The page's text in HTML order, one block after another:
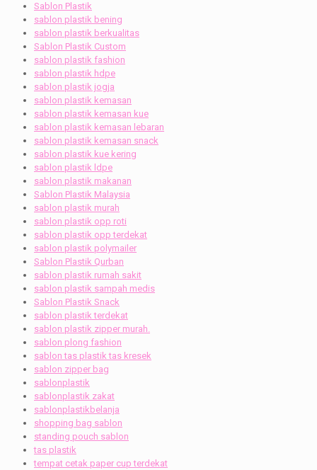
Sablon Plastik
sablon plastik bening
sablon plastik berkualitas
Sablon Plastik Custom
sablon plastik fashion
sablon plastik hdpe
sablon plastik jogja
sablon plastik kemasan
sablon plastik kemasan kue
sablon plastik kemasan lebaran
sablon plastik kemasan snack
sablon plastik kue kering
sablon plastik ldpe
sablon plastik makanan
Sablon Plastik Malaysia
sablon plastik murah
sablon plastik opp roti
sablon plastik opp terdekat
sablon plastik polymailer
Sablon Plastik Qurban
sablon plastik rumah sakit
sablon plastik sampah medis
Sablon Plastik Snack
sablon plastik terdekat
sablon plastik zipper murah.
sablon plong fashion
sablon tas plastik tas kresek
sablon zipper bag
sablonplastik
sablonplastik zakat
sablonplastikbelanja
shopping bag sablon
standing pouch sablon
tas plastik
tempat cetak paper cup terdekat